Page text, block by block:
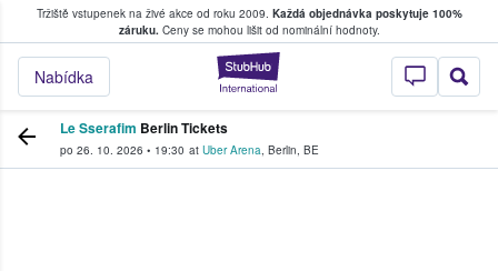
Tržiště vstupenek na živé akce od roku 2009. Každá objednávka poskytuje 100%
záruku.Ceny se mohou lišit od nominální hodnoty.
StubHub –
Nabídka
kde fanoušci kupují a prodávají vstupenky
Le Sserafim Berlin Tickets
po 26. 10. 2026 • 19:30 at Uber Arena, Berlin, BE